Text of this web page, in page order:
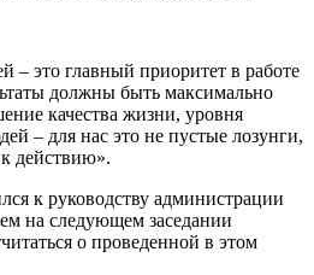
это главный приоритет в работе
должны быть максимально
качества жизни, уровня
– для нас это не пустые лозунги,
к действию».
к руководству администрации
на следующем заседании
о проведенной в этом